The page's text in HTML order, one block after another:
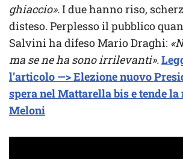
ghiaccio».I due hanno riso,
disteso. Perplesso il pubblico
Salvini ha difeso Mario Draghi:
ma se ne ha sono irrilevanti».
l’articolo —> Elezione nuovo
spera nel Mattarella bis e tende la
Meloni